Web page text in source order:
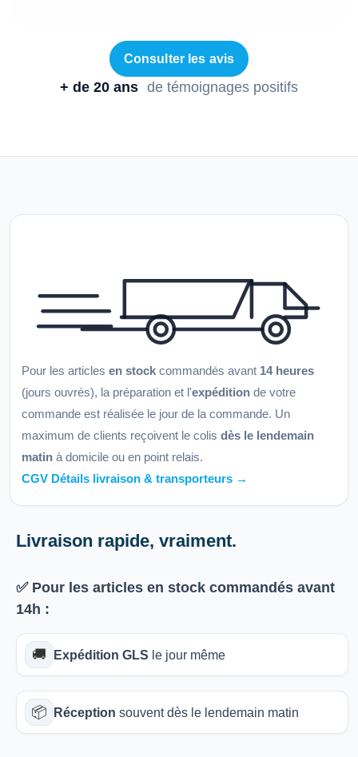
Consulter les avis
+ de 20 ans de témoignages positifs
Pour les articles en stock commandés avant 14 heures
(jours ouvrés), la préparation et l'expédition de votre
commande est réalisée le jour de la commande. Un
maximum de clients reçoivent le colis dès le lendemain
matin à domicile ou en point relais.
CGV Détails livraison & transporteurs →
Livraison rapide, vraiment.
✅ Pour les articles en stock commandés avant
14h :
🚚 Expédition GLS le jour même
📦 Réception souvent dès le lendemain matin